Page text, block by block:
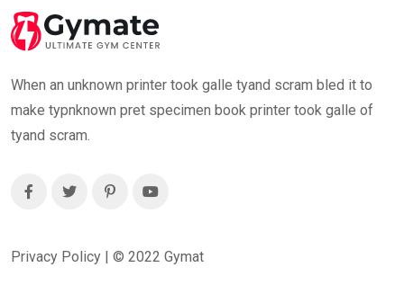
When an unknown printer took galle tyand scram bled it to
make typnknown pret specimen book printer took galle of
tyand scram.
Privacy Policy | © 2022 Gymat